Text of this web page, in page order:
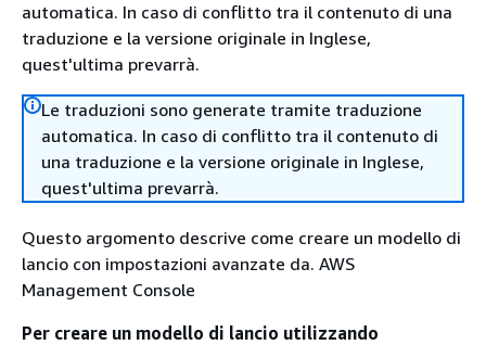
automatica. In caso di conflitto tra il contenuto di una
traduzione e la versione originale in Inglese,
quest'ultima prevarrà.
Le traduzioni sono generate tramite traduzione
automatica. In caso di conflitto tra il contenuto di
una traduzione e la versione originale in Inglese,
quest'ultima prevarrà.
Questo argomento descrive come creare un modello di
lancio con impostazioni avanzate da. AWS
Management Console
Per creare un modello di lancio utilizzando